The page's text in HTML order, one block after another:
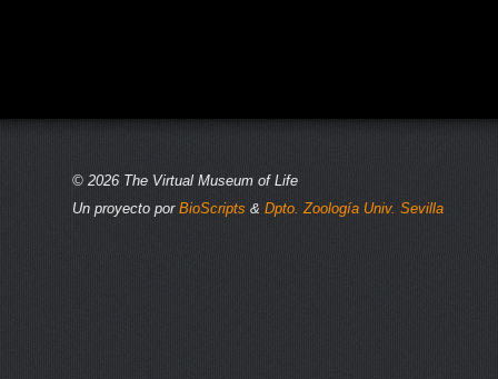
© 2026 The Virtual Museum of Life
Un proyecto por BioScripts & Dpto. Zoología Univ. Sevilla